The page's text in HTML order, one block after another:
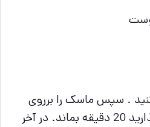
. سپس ماسک را برروی
صورت خود گذاشته و بگذارید 20 دقیقه بماند. در آخر